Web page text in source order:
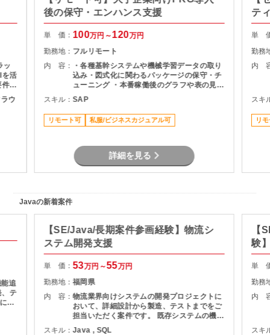
ッ
を活
に
・
ま
ウ
後の保守・エンハンス支援
単 価： 100万円～120万円
勤務地： フルリモート
内 容：
・各種基幹システムや機械学習データの取り
込み・図式化に関わるパッケージの保守・チ
ューニング ・本番稼働後のグラフや表の見栄
え変更、微修正対応 ・メンバーへの知見・技
術習熟のサポート
スキル：SAP
リモート可 私服/ビジネスカジュアル可
詳細を見る
テ
単
勤務
内
スキ
リ
Javaの新着案件
追
、テ
し
【SE/Java/長期案件参画経験】物流シ
ステム開発支援
単 価：53万円～55万円
勤務地：福岡県
内 容：物流業界向けシステムの開発プロジェクトに
おいて、詳細設計から製造、テストまでをご
担当いただく案件です。 既存システムの機能
追加や改修を中心に対応いただき、長期的に
スキル：Java , SQL
【
験
援
単
勤務
内
スキ